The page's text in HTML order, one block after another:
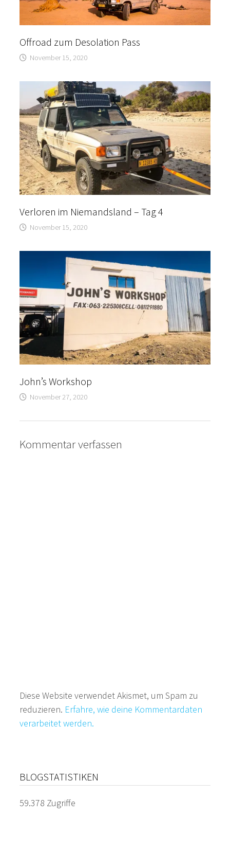
Offroad zum Desolation Pass
November 15, 2020
Verloren im Niemandsland – Tag 4
November 15, 2020
John’s Workshop
November 27, 2020
Kommentar verfassen
Diese Website verwendet Akismet, um Spam zu
reduzieren. Erfahre, wie deine Kommentardaten
verarbeitet werden.
BLOGSTATISTIKEN
59.378 Zugriffe